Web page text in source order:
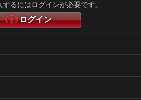
するにはログインが必要です。
ログイン